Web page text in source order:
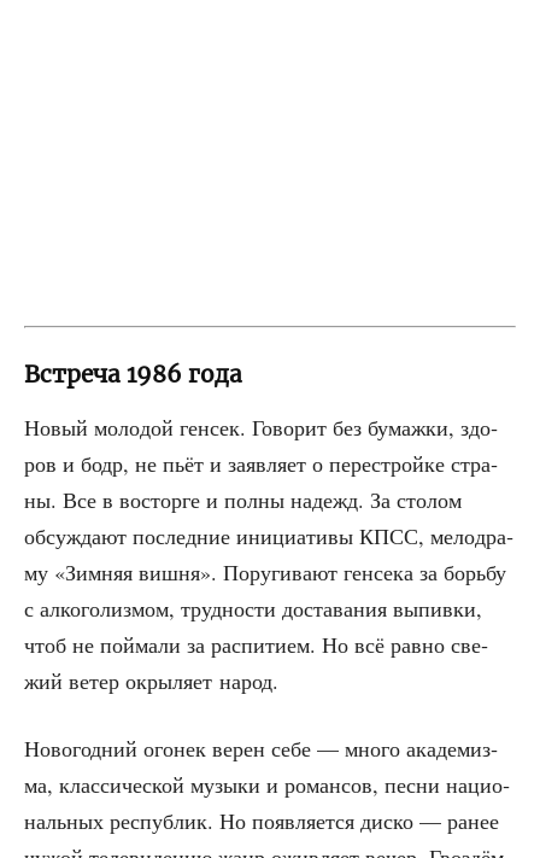
Встреча 1986 года
Новый моло­дой ген­сек. Гово­рит без бумаж­ки, здо­
ров и бодр, не пьёт и заяв­ля­ет о пере­строй­ке стра­
ны. Все в вос­тор­ге и пол­ны надежд. За сто­лом
обсуж­да­ют послед­ние ини­ци­а­ти­вы КПСС, мело­дра­
му «Зим­няя виш­ня». Пору­ги­ва­ют ген­се­ка за борь­бу
с алко­го­лиз­мом, труд­но­сти доста­ва­ния выпив­ки,
чтоб не пой­ма­ли за рас­пи­ти­ем. Но всё рав­но све­
жий ветер окры­ля­ет народ.
Ново­год­ний ого­нек верен себе — мно­го ака­де­миз­
ма, клас­си­че­ской музы­ки и роман­сов, пес­ни наци­о­
наль­ных рес­пуб­лик. Но появ­ля­ет­ся дис­ко — ранее